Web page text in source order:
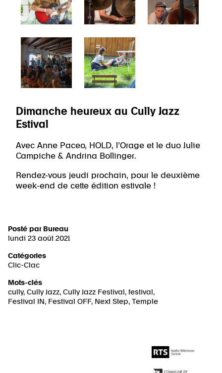
Dimanche heureux au Cully Jazz
Estival
Avec Anne Paceo, HOLD, l’Orage et le duo Julie
Campiche & Andrina Bollinger.
Rendez-vous jeudi prochain, pour le deuxième
week-end de cette édition estivale !
Posté par Bureau
lundi 23 août 2021
Catégories
Clic-Clac
Mots-clés
cully, Cully Jazz, Cully Jazz Festival , festival ,
Festival IN , Festival OFF, Next Step, Temple